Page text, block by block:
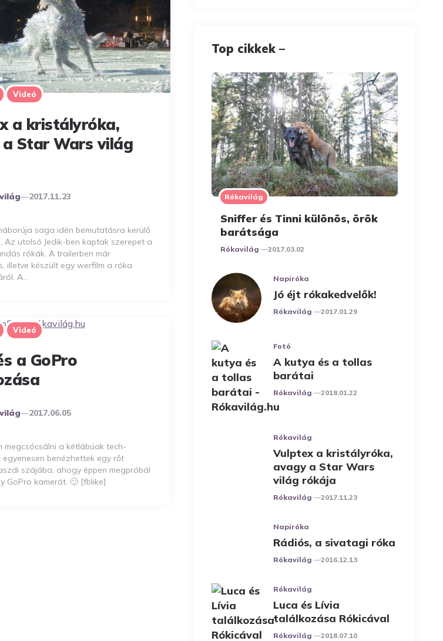
Videó
a kristályróka,
Star Wars világ
2017.11.23
saga idén bemutatásra kerülő
Az utolsó Jedik-ben kaptak szerepet a
rókák. A trailerben már
illetve készült egy werfilm a róka
A…
Videó
a GoPro
2017.06.05
megcsócsálni a kétlábúak tech-
egyenesen benézhettek egy rőt
szájába, ahogy éppen megpróbál
GoPro kamerát. 🙂 [fblike]
Top cikkek –
Rókavilág
Sniffer és Tinni különös, örök
barátsága
Posted
Rókavilág 2017.03.02
Napiróka
Jó éjt rókakedvelők!
Posted
Rókavilág 2017.01.29
Fotó
A kutya és a tollas
barátai
Posted
Rókavilág 2018.01.22
Rókavilág
Vulptex a kristályróka,
avagy a Star Wars
világ rókája
Posted
Rókavilág 2017.11.23
Napiróka
Rádiós, a sivatagi róka
Posted
Rókavilág 2016.12.13
Rókavilág
Luca és Lívia
találkozása Rókicával
Posted
Rókavilág 2018.07.10